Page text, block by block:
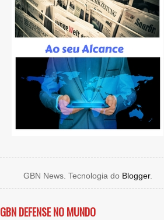
GBN News. Tecnologia do Blogger.
GBN DEFENSE NO MUNDO